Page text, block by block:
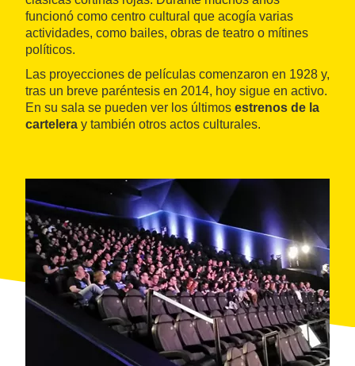
funcionó como centro cultural que acogía varias
actividades, como bailes, obras de teatro o mítines
políticos.
Las proyecciones de películas comenzaron en 1928 y,
tras un breve paréntesis en 2014, hoy sigue en activo.
En su sala se pueden ver los últimos estrenos de la
cartelera y también otros actos culturales.